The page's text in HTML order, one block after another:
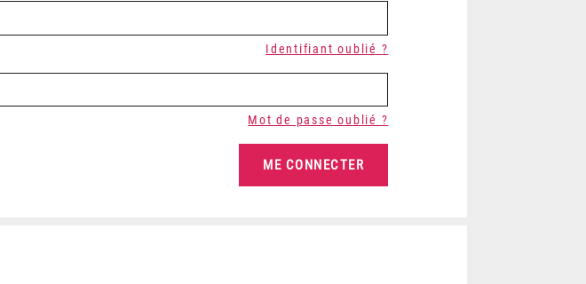
Identifiant oublié ?
Mot de passe oublié ?